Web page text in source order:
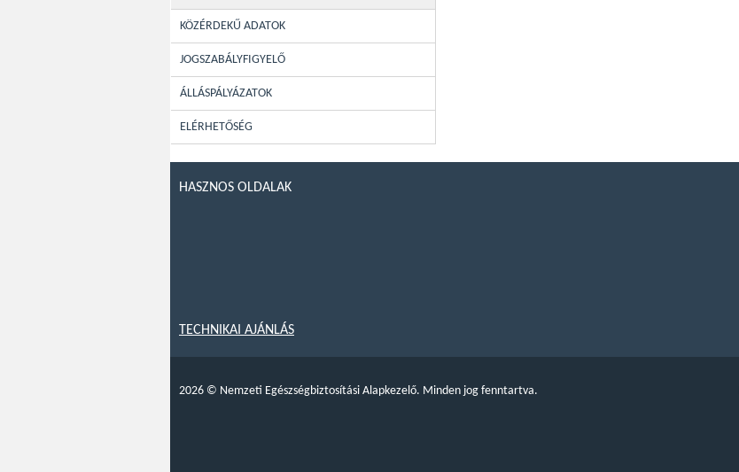
KÖZÉRDEKŰ ADATOK
JOGSZABÁLYFIGYELŐ
ÁLLÁSPÁLYÁZATOK
ELÉRHETŐSÉG
HASZNOS OLDALAK
TECHNIKAI AJÁNLÁS
2026 © Nemzeti Egészségbiztosítási Alapkezelő. Minden jog fenntartva.